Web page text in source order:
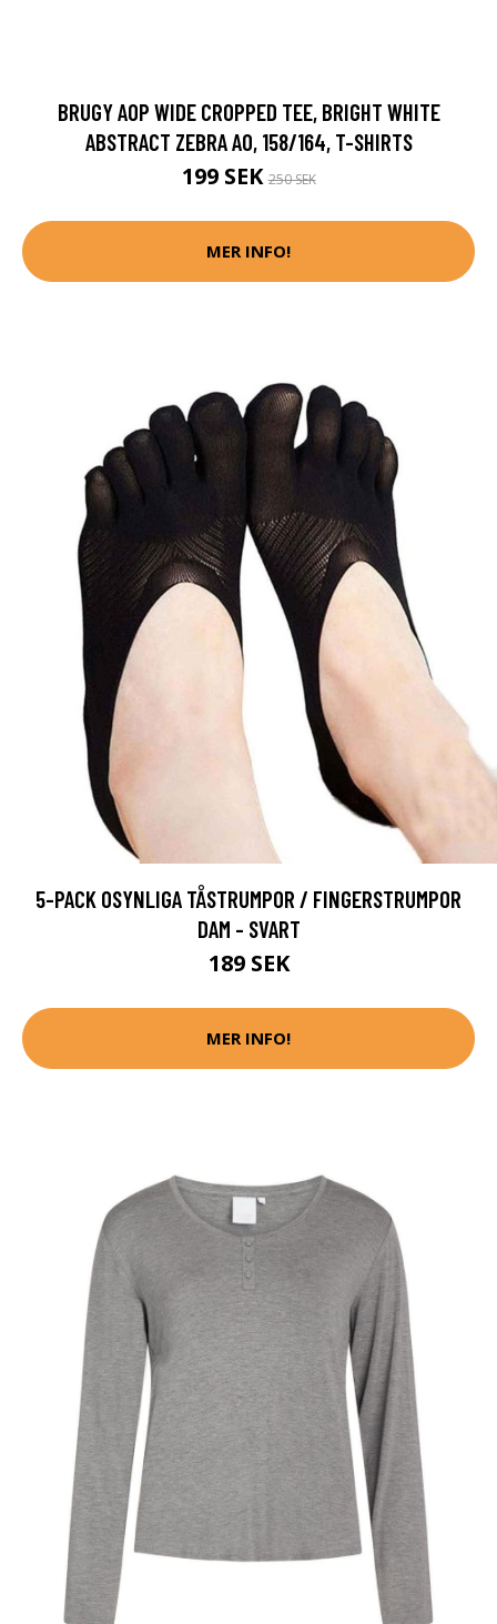
BRUGY AOP WIDE CROPPED TEE, BRIGHT WHITE
ABSTRACT ZEBRA AO, 158/164, T-SHIRTS
199 SEK250 SEK
MER INFO!
5-PACK OSYNLIGA TÅSTRUMPOR / FINGERSTRUMPOR
DAM - SVART
189 SEK
MER INFO!